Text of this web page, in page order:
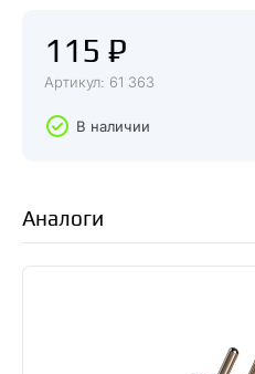
115 ₽
Артикул: 61 363
В наличии
Аналоги